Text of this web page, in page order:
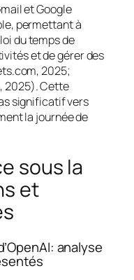
et Google
permettant à
du temps de
et de gérer des
2025;
2025). Cette
significatif vers
la journée de
sous la
et
analyse